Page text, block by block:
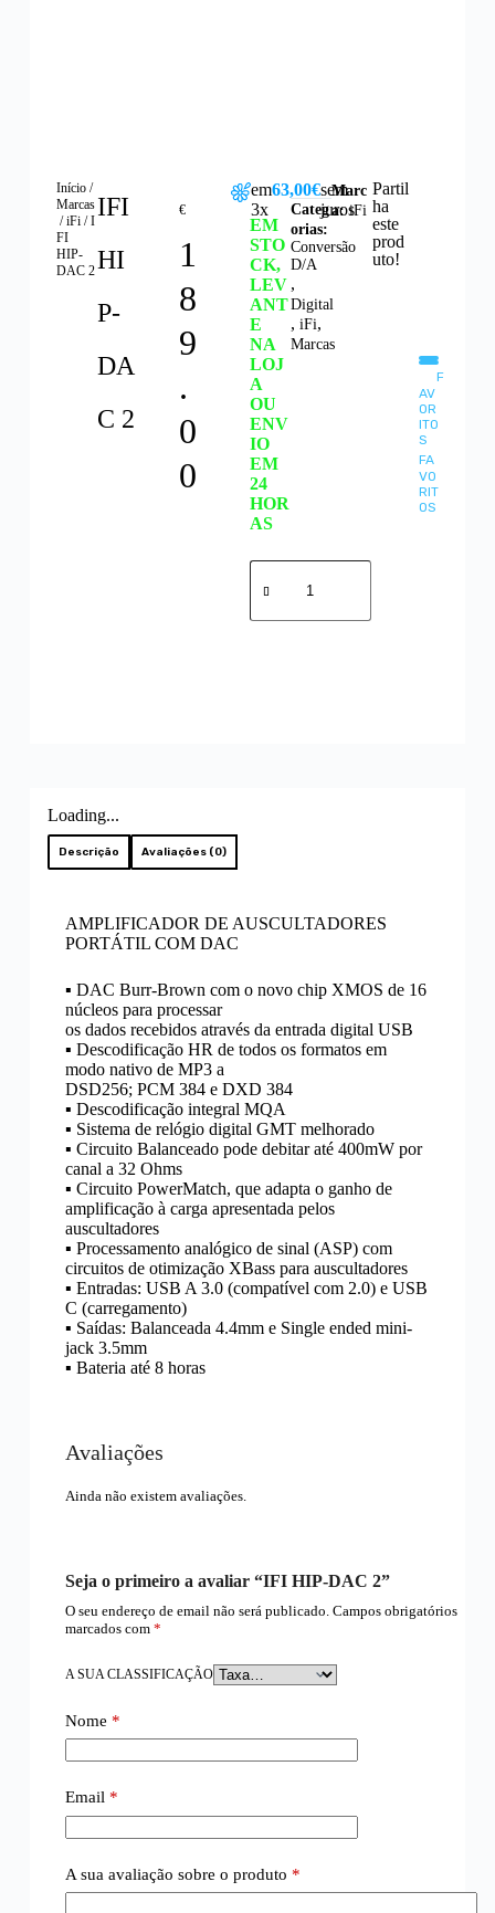
Início/
Marcas
/iFi/ I
FI
HIP-
DAC 2
IFI
HI
P-
DA
C 2
€
1
8
9
.
0
0
em
3x
63,00€sem
juros
EM
STO
CK,
LEV
ANT
E
NA
LOJ
A
OU
ENV
IO
EM
24
HOR
AS
Categ
orias:
Conversão
D/A
,
Digital
, iFi,
Marcas
Marc
a:iFi
Partil
ha
este
prod
uto!
F
AV
OR
ITO
S
FA
VO
RIT
OS
Loading...
Descrição Avaliações (0)
AMPLIFICADOR DE AUSCULTADORES
PORTÁTIL COM DAC
▪ DAC Burr-Brown com o novo chip XMOS de 16
núcleos para processar
os dados recebidos através da entrada digital USB
▪ Descodificação HR de todos os formatos em
modo nativo de MP3 a
DSD256; PCM 384 e DXD 384
▪ Descodificação integral MQA
▪ Sistema de relógio digital GMT melhorado
▪ Circuito Balanceado pode debitar até 400mW por
canal a 32 Ohms
▪ Circuito PowerMatch, que adapta o ganho de
amplificação à carga apresentada pelos
auscultadores
▪ Processamento analógico de sinal (ASP) com
circuitos de otimização XBass para auscultadores
▪ Entradas: USB A 3.0 (compatível com 2.0) e USB
C (carregamento)
▪ Saídas: Balanceada 4.4mm e Single ended mini-
jack 3.5mm
▪ Bateria até 8 horas
Avaliações
Ainda não existem avaliações.
Seja o primeiro a avaliar “IFI HIP-DAC 2”
O seu endereço de email não será publicado. Campos obrigatórios
marcados com *
A SUA CLASSIFICAÇÃO
Nome *
Email *
A sua avaliação sobre o produto *